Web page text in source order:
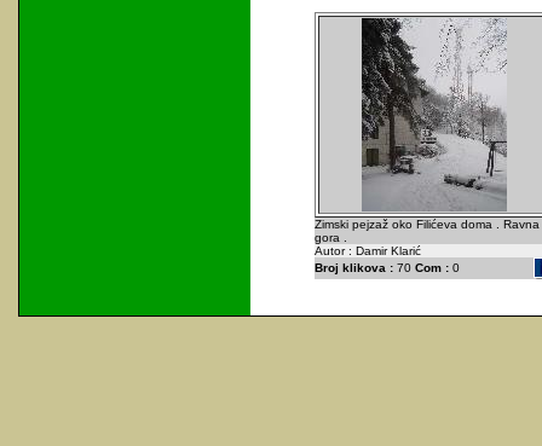
Zimski pejzaž oko Filićeva doma . Ravna
gora .
Autor : Damir Klarić
Broj klikova :70 Com :0